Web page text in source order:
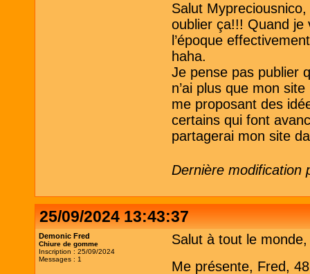
Salut
oublier ça!!! Quand je
l’époque
haha.
Je pense pas publier
n’ai plus que mon
me proposant des
certains qui font
partagerai mon site
Dernière modification
25/09/2024 13:43:37
Demonic Fred
Chiure de gomme
Inscription : 25/09/2024
Messages : 1
Salut à tout le monde,
Me présente, Fred,